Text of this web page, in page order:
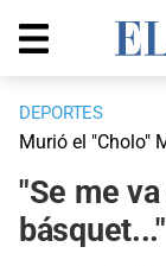
DEPORTES
Murió el "Cholo"
"Se me
básquet..."